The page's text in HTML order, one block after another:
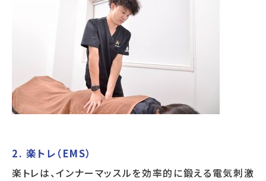
2. 楽トレ（EMS）
楽トレは、インナーマッスルを効率的に鍛える電気刺激